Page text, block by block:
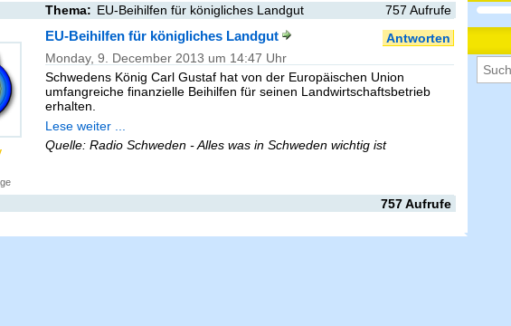
Thema: EU-Beihilfen für königliches Landgut
757 Aufrufe
Antworten
EU-Beihilfen für königliches Landgut
Monday, 9. December 2013 um 14:47 Uhr
Schwedens König Carl Gustaf hat von der Europäischen Union
umfangreiche finanzielle Beihilfen für seinen Landwirtschaftsbetrieb
erhalten.
Lese weiter ...
Quelle: Radio Schweden - Alles was in Schweden wichtig ist
757 Aufrufe